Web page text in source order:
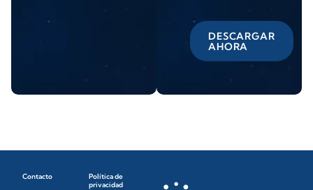
DESCARGAR
AHORA
Contacto
Política de
privacidad